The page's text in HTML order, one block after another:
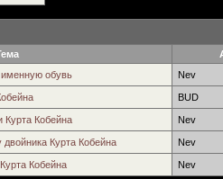
именную обувь
Nev
BUD
Курта Кобейна Nev
Курта Кобейна Nev
Кобейна Nev